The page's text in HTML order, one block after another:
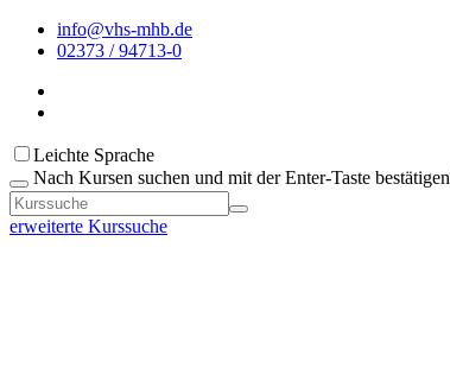
info@vhs-mhb.de
02373 / 94713-0
Leichte Sprache
Nach Kursen suchen und mit der Enter-Taste bestätigen
erweiterte Kurssuche